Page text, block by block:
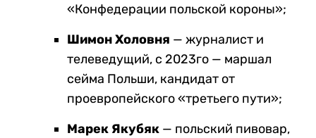
«Конфедерации польской короны»;
Шимон Холовня — журналист и
телеведущий, с 2023го — маршал
сейма Польши, кандидат от
проевропейского «третьего пути»;
Марек Якубяк — польский пивовар,